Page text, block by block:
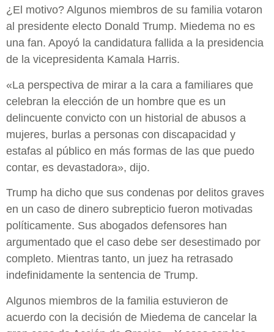
¿El motivo? Algunos miembros de su familia votaron
al presidente electo Donald Trump. Miedema no es
una fan. Apoyó la candidatura fallida a la presidencia
de la vicepresidenta Kamala Harris.
«La perspectiva de mirar a la cara a familiares que
celebran la elección de un hombre que es un
delincuente convicto con un historial de abusos a
mujeres, burlas a personas con discapacidad y
estafas al público en más formas de las que puedo
contar, es devastadora», dijo.
Trump ha dicho que sus condenas por delitos graves
en un caso de dinero subrepticio fueron motivadas
políticamente. Sus abogados defensores han
argumentado que el caso debe ser desestimado por
completo. Mientras tanto, un juez ha retrasado
indefinidamente la sentencia de Trump.
Algunos miembros de la familia estuvieron de
acuerdo con la decisión de Miedema de cancelar la